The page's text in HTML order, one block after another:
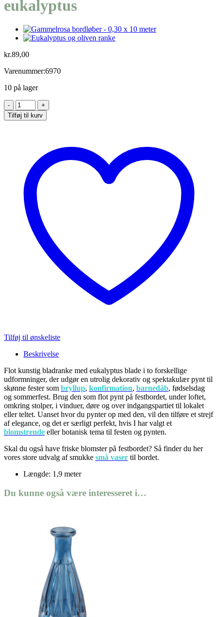
eukalyptus
kr.89,00
Varenummer:6970
10 på lager
Kunstig
bladranke
med
Tilføj til kurv
Tilføj til ønskeliste
Beskrivelse
Flot kunstig bladranke med eukalyptus blade i to forskellige
udformninger, der udgør en utrolig dekorativ og spektakulær pynt til
skønne fester som bryllup, konfirmation, barnedåb, fødselsdag
og sommerfest. Brug den som flot pynt på festbordet, under loftet,
omkring stolper, i vinduer, døre og over indgangspartiet til lokalet
eller teltet. Uanset hvor du pynter op med den, vil den tilføre et strejf
af elegance, og det er særligt perfekt, hvis I har valgt et
blomstrende eller botanisk tema til festen og pynten.
Skal du også have friske blomster på festbordet? Så finder du her
vores store udvalg af smukke små vaser til bordet.
Længde: 1,9 meter
Du kunne også være interesseret i…